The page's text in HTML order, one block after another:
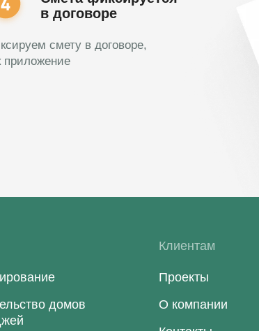
в договоре
смету в договоре,
приложение
домов
Клиентам
Проекты
О компании